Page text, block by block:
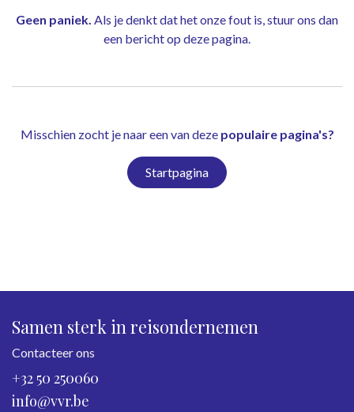
Geen paniek. Als je denkt dat het onze fout is, stuur ons dan
een bericht op deze pagina.
Misschien zocht je naar een van deze populaire pagina's?
Startpagina
Samen sterk in reisondernemen
Contacteer ons
+32 50 250060
info@vvr.be